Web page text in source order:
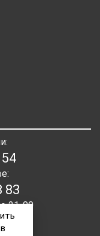
83
21-00